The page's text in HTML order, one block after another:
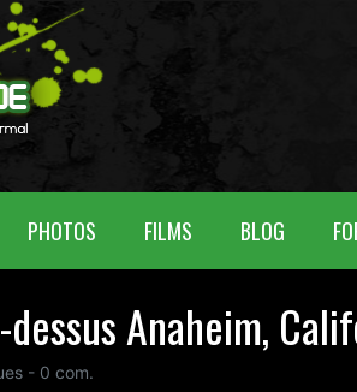
PHOTOS FILMS BLOG
Anaheim,
- 0 com.